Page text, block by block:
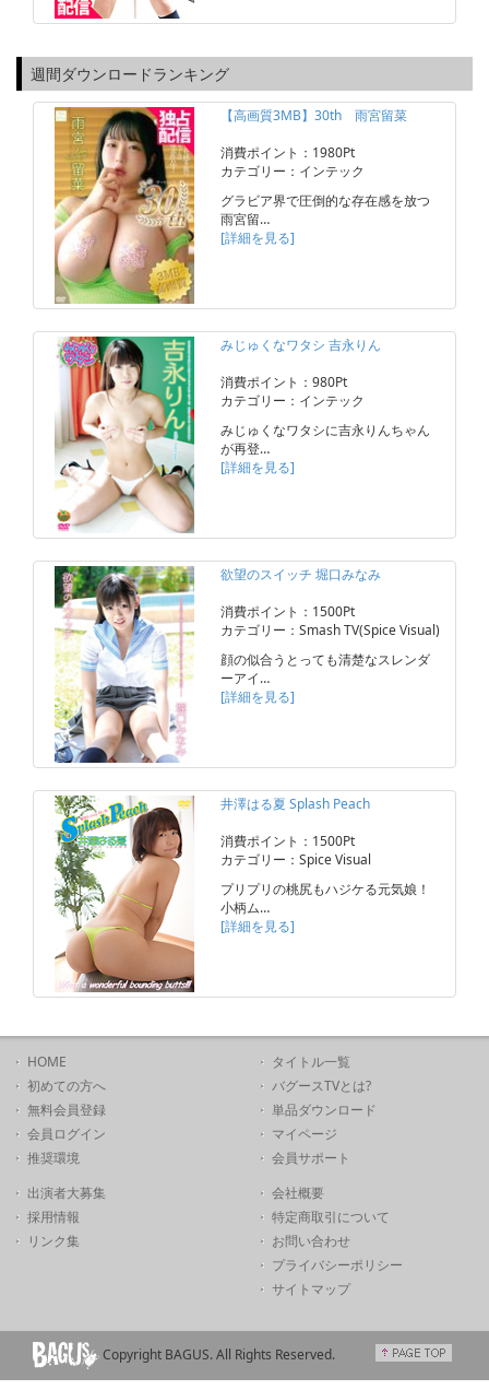
週間ダウンロードランキング
【高画質3MB】30th 雨宮留菜
消費ポイント：1980Pt
カテゴリー：インテック
グラビア界で圧倒的な存在感を放つ
雨宮留…
[詳細を見る]
みじゅくなワタシ 吉永りん
消費ポイント：980Pt
カテゴリー：インテック
みじゅくなワタシに吉永りんちゃん
が再登…
[詳細を見る]
欲望のスイッチ 堀口みなみ
消費ポイント：1500Pt
カテゴリー：Smash TV(Spice Visual)
顔の似合うとっても清楚なスレンダ
ーアイ…
[詳細を見る]
井澤はる夏 Splash Peach
消費ポイント：1500Pt
カテゴリー：Spice Visual
プリプリの桃尻もハジケる元気娘！
小柄ム…
[詳細を見る]
HOME
初めての方へ
無料会員登録
会員ログイン
推奨環境
タイトル一覧
バグースTVとは?
単品ダウンロード
マイページ
会員サポート
出演者大募集
採用情報
リンク集
会社概要
特定商取引について
お問い合わせ
プライバシーポリシー
サイトマップ
Copyright BAGUS. All Rights Reserved.